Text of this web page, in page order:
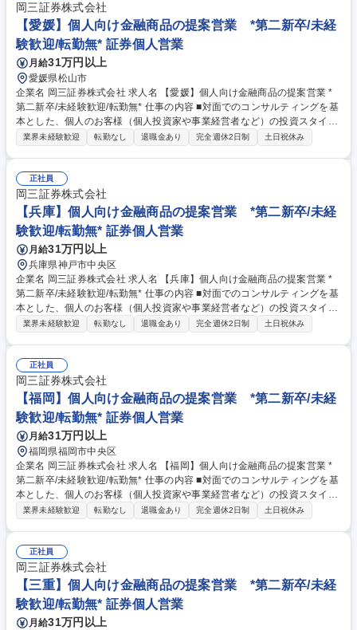
岡三証券株式会社
【愛媛】個人向け金融商品の提案営業 *第二新卒/未経
験歓迎/転勤無* 証券個人営業
月給31万円以上
愛媛県松山市
企業名 岡三証券株式会社 求人名 【愛媛】個人向け金融商品の提案営業 *
第二新卒/未経験歓迎/転勤無* 仕事の内容 ■対面でのコンサルティングを基
本とした、個人のお客様（個人投資家や事業経営者など）の投資スタイル
やライフプラン、多様なニーズにあわせた、最適な資産形成・運用のため
のアプローチに注力しており、資産形成のご提案に留まらず、専門部署と
の連携による事業承継やM&A、不動産管理など多様なソリューションの提
供にも力を入れています。自由な商品組成や提案ができるため、お客さま
のニーズに寄り添った提案ができることも当社ならではのやりがいを感じ
て頂けるポイントの1つです。 募集職種 【愛媛】個人向け金融商品の提案
営業 *第二新卒/未経験歓迎/転勤無*
業界未経験歓迎 転勤なし 退職金あり 完全週休2日制 土日祝休み
正社員
岡三証券株式会社
【兵庫】個人向け金融商品の提案営業 *第二新卒/未経
験歓迎/転勤無* 証券個人営業
月給31万円以上
兵庫県神戸市中央区
企業名 岡三証券株式会社 求人名 【兵庫】個人向け金融商品の提案営業 *
第二新卒/未経験歓迎/転勤無* 仕事の内容 ■対面でのコンサルティングを基
本とした、個人のお客様（個人投資家や事業経営者など）の投資スタイル
やライフプラン、多様なニーズにあわせた、最適な資産形成・運用のため
のアプローチに注力しており、資産形成のご提案に留まらず、専門部署と
の連携による事業承継やM&A、不動産管理など多様なソリューションの提
供にも力を入れています。自由な商品組成や提案ができるため、お客さま
のニーズに寄り添った提案ができることも当社ならではのやりがいを感じ
て頂けるポイントの1つです。 募集職種 【兵庫】個人向け金融商品の提案
営業 *第二新卒/未経験歓迎/転勤無*
業界未経験歓迎 転勤なし 退職金あり 完全週休2日制 土日祝休み
正社員
岡三証券株式会社
【福岡】個人向け金融商品の提案営業 *第二新卒/未経
験歓迎/転勤無* 証券個人営業
月給31万円以上
福岡県福岡市中央区
企業名 岡三証券株式会社 求人名 【福岡】個人向け金融商品の提案営業 *
第二新卒/未経験歓迎/転勤無* 仕事の内容 ■対面でのコンサルティングを基
本とした、個人のお客様（個人投資家や事業経営者など）の投資スタイル
やライフプラン、多様なニーズにあわせた、最適な資産形成・運用のため
のアプローチに注力しており、資産形成のご提案に留まらず、専門部署と
の連携による事業承継やM&A、不動産管理など多様なソリューションの提
供にも力を入れています。自由な商品組成や提案ができるため、お客さま
のニーズに寄り添った提案ができることも当社ならではのやりがいを感じ
て頂けるポイントの1つです。 募集職種 【福岡】個人向け金融商品の提案
営業 *第二新卒/未経験歓迎/転勤無*
業界未経験歓迎 転勤なし 退職金あり 完全週休2日制 土日祝休み
正社員
岡三証券株式会社
【三重】個人向け金融商品の提案営業 *第二新卒/未経
験歓迎/転勤無* 証券個人営業
月給31万円以上